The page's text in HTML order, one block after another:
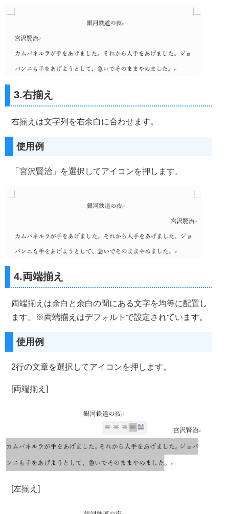
3.右揃え
右揃えは文字列を右余白に合わせます。
使用例
「宮沢賢治」を選択してアイコンを押します。
4.両端揃え
両端揃えは余白と余白の間にある文字を均等に配置し
ます。※両端揃えはデフォルトで設定されています。
使用例
2行の文章を選択してアイコンを押します。
[両端揃え]
[左揃え]